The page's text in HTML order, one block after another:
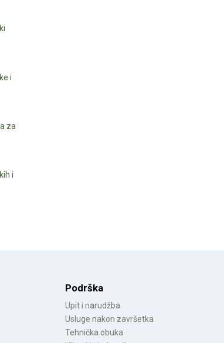
i
za
i
Podrška
Upit i narudžba
Usluge nakon završetka
Tehnička obuka